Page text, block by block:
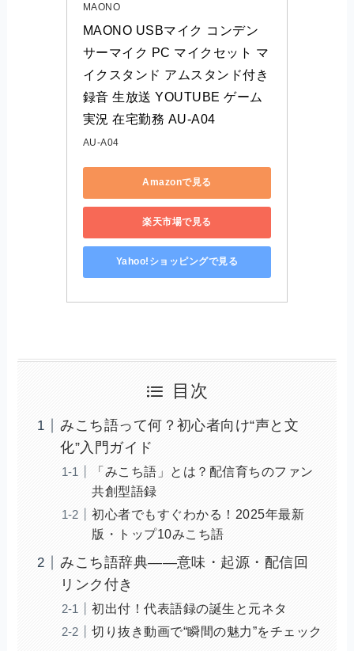
MAONO
MAONO USBマイク コンデン
サーマイク PC マイクセット マ
イクスタンド アムスタンド付き
録音 生放送 YOUTUBE ゲーム
実況 在宅勤務 AU-A04
AU-A04
Amazonで見る
楽天市場で見る
Yahoo!ショッピングで見る
目次
みこち語って何？初心者向け“声と文
化”入門ガイド
「みこち語」とは？配信育ちのファン
共創型語録
初心者でもすぐわかる！2025年最新
版・トップ10みこち語
みこち語辞典——意味・起源・配信回
リンク付き
初出付！代表語録の誕生と元ネタ
切り抜き動画で“瞬間の魅力”をチェック